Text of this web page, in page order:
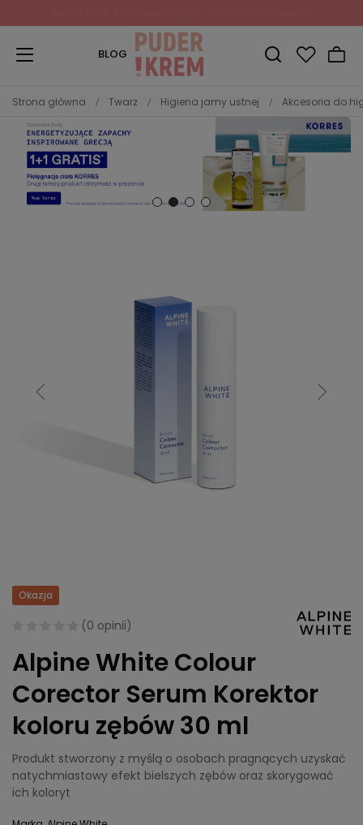
BLOG
Strona główna Twarz Higiena jamy ustnej Akcesoria do
Okazja
(0 opinii)
Alpine White Colour
Corector Serum Korektor
koloru zębów 30 ml
Produkt stworzony z myślą o osobach pragnących uzyskać
natychmiastowy efekt bielszych zębów oraz skorygować
ich koloryt